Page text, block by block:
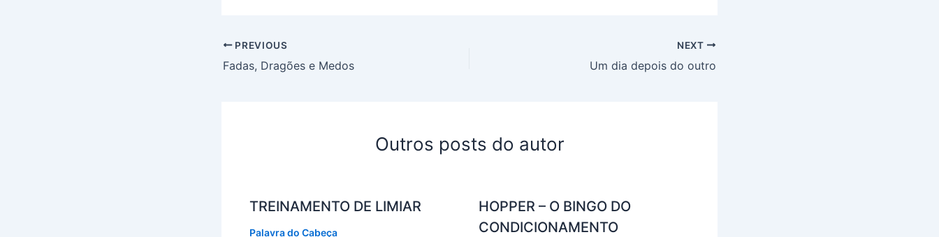
PREVIOUS
Fadas, Dragões e Medos
NEXT
Um dia depois do outro
Outros posts do autor
TREINAMENTO DE LIMIAR
Palavra do Cabeça
HOPPER – O BINGO DO
CONDICIONAMENTO